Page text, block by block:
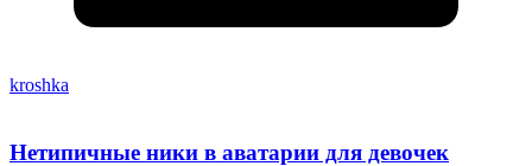
kroshka
Нетипичные ники в аватарии для девочек